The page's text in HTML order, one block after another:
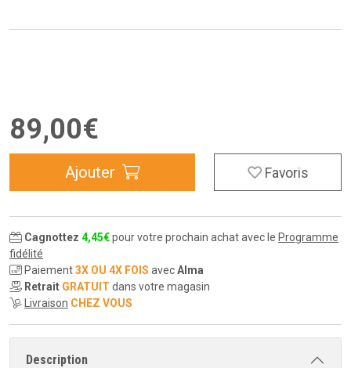
89,00€
Ajouter Favoris
Cagnottez 4,45€pour votre prochain achat avec le Programme
fidélité
Paiement3X OU 4X FOIS avecAlma
Retrait GRATUIT dans votre magasin
Livraison CHEZ VOUS
Description